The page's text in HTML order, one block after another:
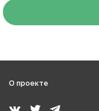
О проекте